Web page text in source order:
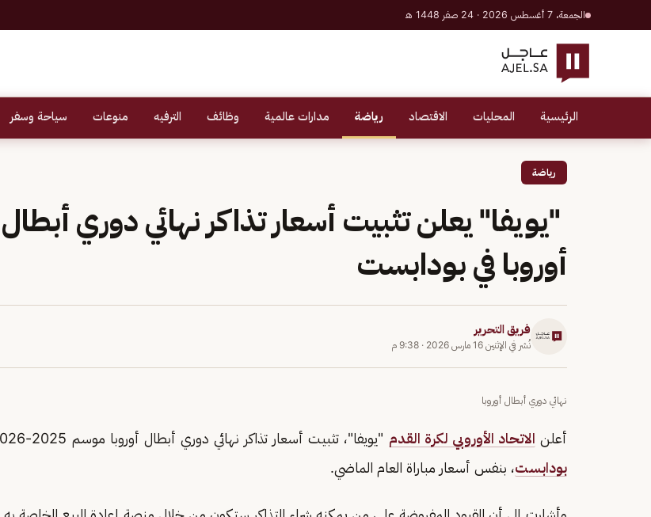
الجمعة، 7 أغسطس 2026 · 24 صفر 1448 هـ
الرئيسية المحليات الاقتصاد رياضة مدارات عالمية وظائف الترفيه منوعات سياحة وسفر
رياضة
"يويفا" يعلن تثبيت أسعار تذاكر نهائي دوري أبطال
أوروبا في بودابست
فريق التحرير
نُشر في الإثنين 16 مارس 2026 · 9:38 م
نهائي دوري أبطال أوروبا
أعلن الاتحاد الأوروبي لكرة القدم "يويفا"، تثبيت أسعار تذاكر نهائي دوري أبطال أوروبا موسم 2025-2026 في
بودابست، بنفس أسعار مباراة العام الماضي.